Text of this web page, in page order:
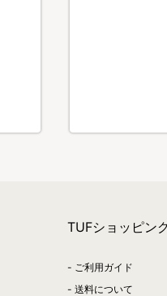
TUFショッピン
ご利用ガイド
送料について